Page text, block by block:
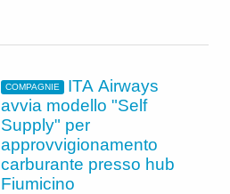
COMPAGNIE
ITA Airways
avvia modello "Self
Supply" per
approvvigionamento
carburante presso hub
Fiumicino